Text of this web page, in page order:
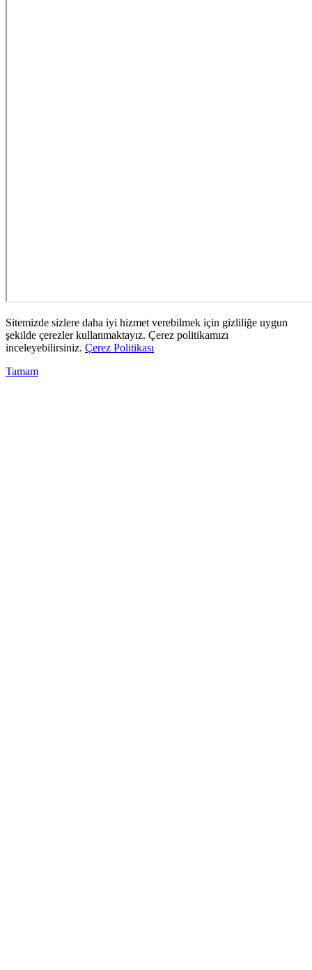
Sitemizde sizlere daha iyi hizmet verebilmek için gizliliğe uygun
şekilde çerezler kullanmaktayız. Çerez politikamızı
inceleyebilirsiniz. Çerez Politikası
Tamam